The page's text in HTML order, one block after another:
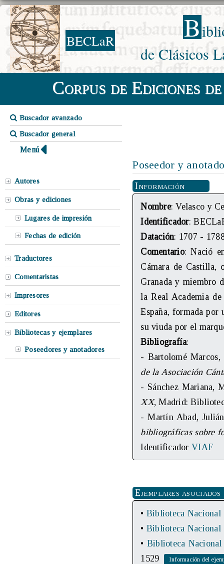
BECLaR B
de Clásicos
Corpus de Ediciones
Buscador avanzado
Buscador general
Menú
Autores
Obras y ediciones
Lugares de impresión
Fechas de edición
Traductores
Comentaristas
Impresores
Editores
Bibliotecas y ejemplares
Poseedores y anotadores
Poseedor y
Información
Nombre: Velasco y
Identificador:
Datación: 1707 -
Comentario: Nació
Cámara de Castilla,
Granada y miembro
la Real Academia
España, formada por
su viuda por el
Bibliografía:
- Bartolomé
de la Asociación
- Sánchez Mariana,
XX, Madrid:
- Martín Abad,
bibliográficas sobre
IdentificadorVIAF
Ejemplares asociados
• Biblioteca Nacional
• Biblioteca Nacional
• Biblioteca Nacional
1529